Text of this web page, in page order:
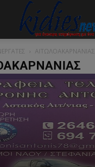
ΑΙΤΩΛΟΑΚΑΡΝΑΝΙΑΣ